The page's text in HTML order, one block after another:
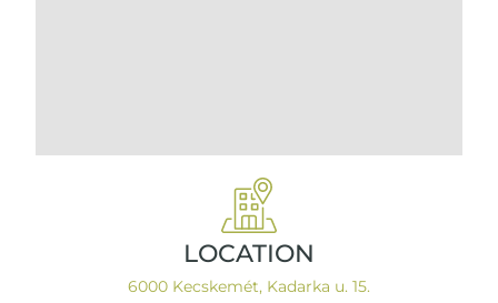
LOCATION
6000 Kecskemét, Kadarka u. 15.